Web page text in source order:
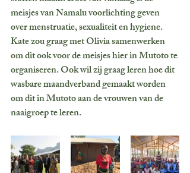
meisjes van Namalu voorlichting geven
over menstruatie, sexualiteit en hygiene.
Kate zou graag met Olivia samenwerken
om dit ook voor de meisjes hier in Mutoto te
organiseren. Ook wil zij graag leren hoe dit
wasbare maandverband gemaakt worden
om dit in Mutoto aan de vrouwen van de
naaigroep te leren.